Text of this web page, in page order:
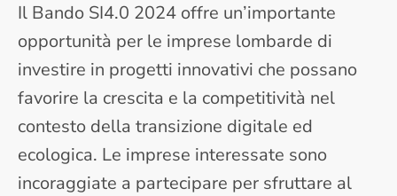
Il Bando SI4.0 2024 offre un’importante
opportunità per le imprese lombarde di
investire in progetti innovativi che possano
favorire la crescita e la competitività nel
contesto della transizione digitale ed
ecologica. Le imprese interessate sono
incoraggiate a partecipare per sfruttare al